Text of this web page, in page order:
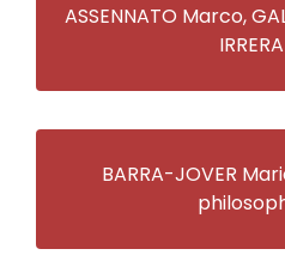
ASSENNATO Marco,
BARRA-JOVER